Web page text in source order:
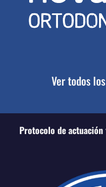
Ver todos
Protocolo de